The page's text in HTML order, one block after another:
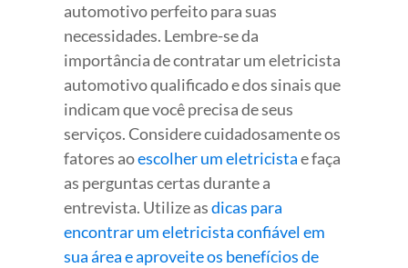
automotivo perfeito para suas
necessidades. Lembre-se da
importância de contratar um eletricista
automotivo qualificado e dos sinais que
indicam que você precisa de seus
serviços. Considere cuidadosamente os
fatores aoescolher um eletricistae faça
as perguntas certas durante a
entrevista. Utilize asdicas para
encontrar um eletricista confiável em
sua área e aproveite os benefícios de